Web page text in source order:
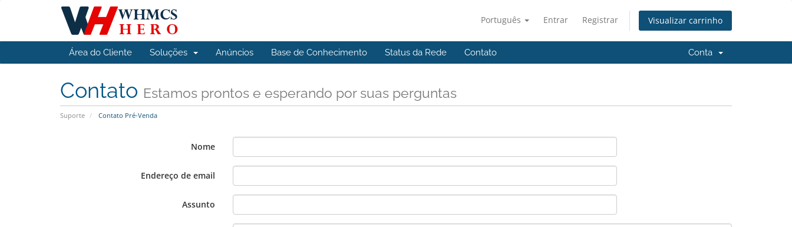
Português Entrar Registrar Visualizar carrinho
Área do Cliente Soluções Anúncios Base de Conhecimento Status da Rede Contato Conta
Contato Estamos prontos e esperando por suas perguntas
Suporte Contato Pré-Venda
Nome
Endereço de email
Assunto